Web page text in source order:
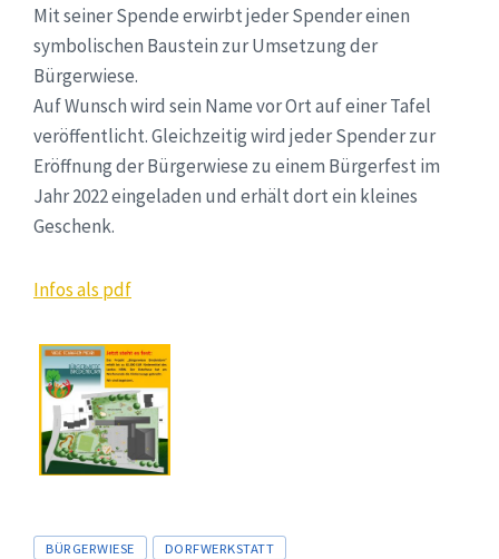
Mit seiner Spende erwirbt jeder Spender einen
symbolischen Baustein zur Umsetzung der
Bürgerwiese.
Auf Wunsch wird sein Name vor Ort auf einer Tafel
veröffentlicht. Gleichzeitig wird jeder Spender zur
Eröffnung der Bürgerwiese zu einem Bürgerfest im
Jahr 2022 eingeladen und erhält dort ein kleines
Geschenk.
Infos als pdf
Tags
BÜRGERWIESE DORFWERKSTATT